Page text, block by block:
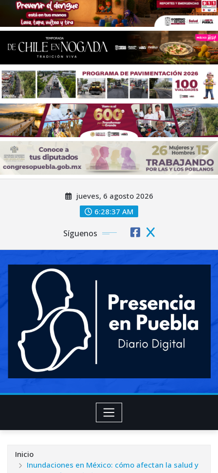
jueves, 6 agosto 2026
6:28:38 AM
Síguenos
Inicio
Inundaciones en México: cómo afectan la salud y